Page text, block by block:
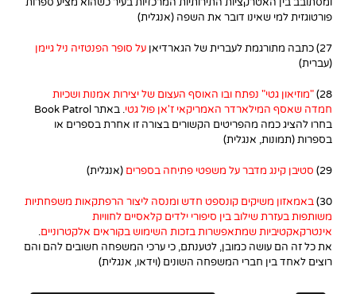
פורטוגזית למי שאינו דובר את השפה (אנגלית)
27) כתבה מתורגמת לעברית של הגארדיאן
על סופר הפנטזיה ניל גיימן
(עברית)
28) "מוזיאון גטי" נפתח ובו האוסף העצום של יצירות אמנות ושכיות
חמדה שאסף המילארדר האמריקאי ז'אן פול גטי
. באתר Book Patrol
בחרו להציג כמה מהפריטים הקשורים בצורה זו אחרת בספרים או
בספרות (תמונות, אנגלית)
29) סטיבן קינג מדבר על משפטי פתיחה בספרים (אנגלית)
30) באמאזון משיקים קונספט חדש ומנסה ליצור הרפתקאות משפחתיות
משותפות בעזרת שילוב בין סיפורי ילדים קלאסיים לחוויות
אינטרקאקטיביות שמתאפשרות בזכות השימוש בקוראים אלקטרוניים.
את כל זה הם עושה כמובן, לטענתם, כי ערכי המשפחה חשובים להם והם
רוצים לאחד בין חברי המשפחה השונים (וידאו, אנגלית)